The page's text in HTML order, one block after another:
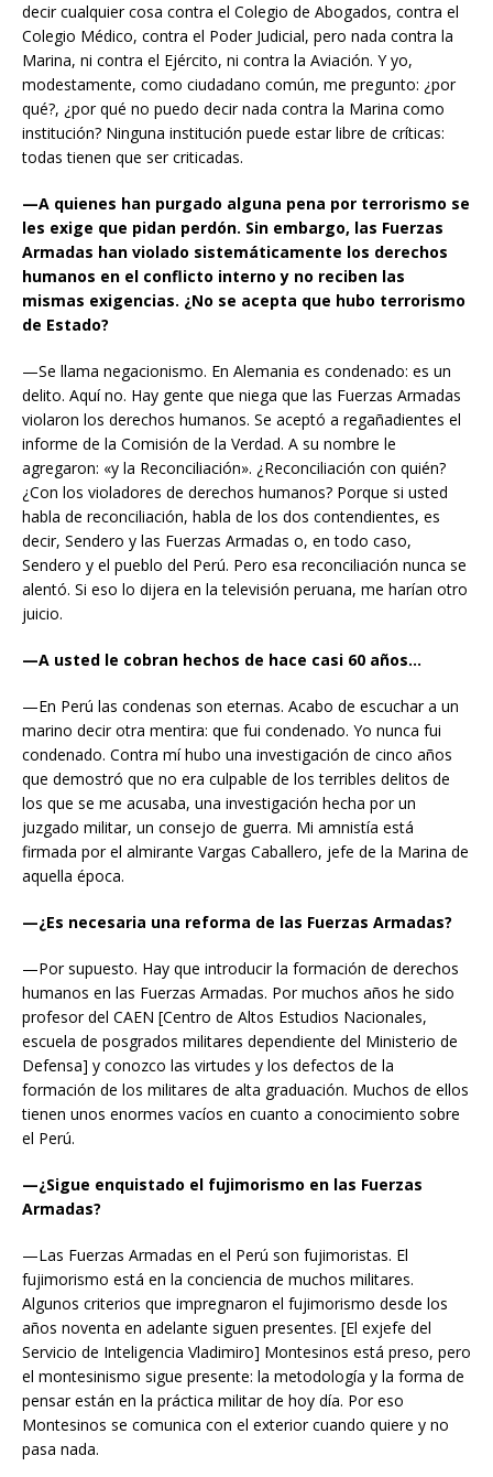
decir cualquier cosa contra el Colegio de Abogados, contra el
Colegio Médico, contra el Poder Judicial, pero nada contra la
Marina, ni contra el Ejército, ni contra la Aviación. Y yo,
modestamente, como ciudadano común, me pregunto: ¿por
qué?, ¿por qué no puedo decir nada contra la Marina como
institución? Ninguna institución puede estar libre de críticas:
todas tienen que ser criticadas.
—A quienes han purgado alguna pena por terrorismo se
les exige que pidan perdón. Sin embargo, las Fuerzas
Armadas han violado sistemáticamente los derechos
humanos en el conflicto interno y no reciben las
mismas exigencias. ¿No se acepta que hubo terrorismo
de Estado?
—Se llama negacionismo. En Alemania es condenado: es un
delito. Aquí no. Hay gente que niega que las Fuerzas Armadas
violaron los derechos humanos. Se aceptó a regañadientes el
informe de la Comisión de la Verdad. A su nombre le
agregaron: «y la Reconciliación». ¿Reconciliación con quién?
¿Con los violadores de derechos humanos? Porque si usted
habla de reconciliación, habla de los dos contendientes, es
decir, Sendero y las Fuerzas Armadas o, en todo caso,
Sendero y el pueblo del Perú. Pero esa reconciliación nunca se
alentó. Si eso lo dijera en la televisión peruana, me harían otro
juicio.
—A usted le cobran hechos de hace casi 60 años…
—En Perú las condenas son eternas. Acabo de escuchar a un
marino decir otra mentira: que fui condenado. Yo nunca fui
condenado. Contra mí hubo una investigación de cinco años
que demostró que no era culpable de los terribles delitos de
los que se me acusaba, una investigación hecha por un
juzgado militar, un consejo de guerra. Mi amnistía está
firmada por el almirante Vargas Caballero, jefe de la Marina de
aquella época.
—¿Es necesaria una reforma de las Fuerzas Armadas?
—Por supuesto. Hay que introducir la formación de derechos
humanos en las Fuerzas Armadas. Por muchos años he sido
profesor del CAEN [Centro de Altos Estudios Nacionales,
escuela de posgrados militares dependiente del Ministerio de
Defensa] y conozco las virtudes y los defectos de la
formación de los militares de alta graduación. Muchos de ellos
tienen unos enormes vacíos en cuanto a conocimiento sobre
el Perú.
—¿Sigue enquistado el fujimorismo en las Fuerzas
Armadas?
—Las Fuerzas Armadas en el Perú son fujimoristas. El
fujimorismo está en la conciencia de muchos militares.
Algunos criterios que impregnaron el fujimorismo desde los
años noventa en adelante siguen presentes. [El exjefe del
Servicio de Inteligencia Vladimiro] Montesinos está preso, pero
el montesinismo sigue presente: la metodología y la forma de
pensar están en la práctica militar de hoy día. Por eso
Montesinos se comunica con el exterior cuando quiere y no
pasa nada.